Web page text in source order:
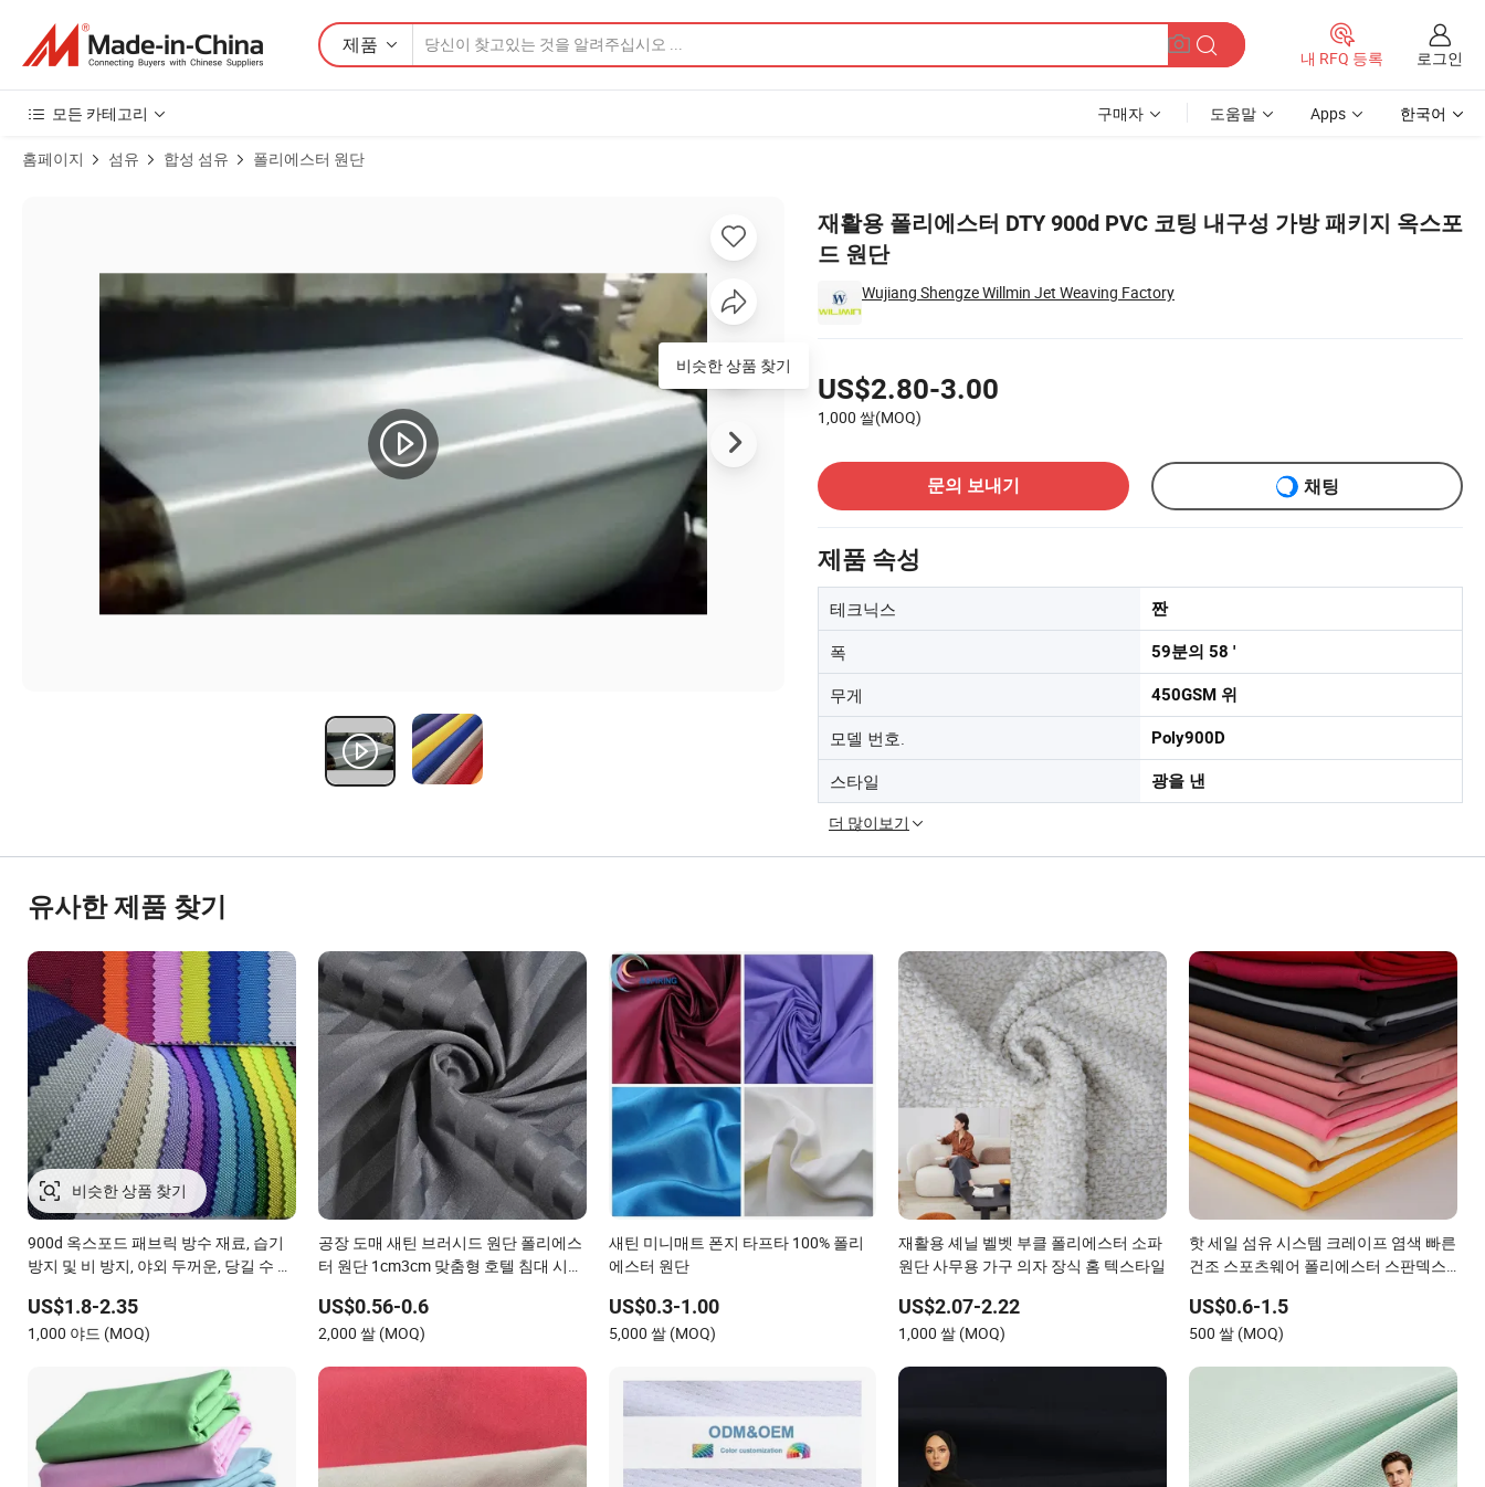
제품
내 RFQ 등록 로그인
모든 카테고리 구매자 도움말 Apps 한국어
홈페이지 섬유 합성 섬유 폴리에스터 원단
재활용 폴리에스터 DTY 900d PVC 코팅 내구성 가방 패키지 옥스포
드 원단
Wujiang Shengze Willmin Jet Weaving Factory
US$2.80-3.00
1,000 쌀(MOQ)
문의 보내기
채팅
제품 속성
테크닉스 짠
폭 59분의 58 '
무게 450GSM 위
모델 번호. Poly900D
스타일 광을 낸
더 많이보기
비슷한 상품 찾기
유사한 제품 찾기
900d 옥스포드 패브릭 방수 재료, 습기
방지 및 비 방지, 야외 두꺼운, 당길 수 있
US$1.8-2.35
1,000 야드 (MOQ)
공장 도매 새틴 브러시드 원단 폴리에스
터 원단 1cm3cm 맞춤형 호텔 침대 시트
US$0.56-0.6
2,000 쌀 (MOQ)
새틴 미니매트 폰지 타프타 100% 폴리
에스터 원단
US$0.3-1.00
5,000 쌀 (MOQ)
재활용 셰닐 벨벳 부클 폴리에스터 소파
원단 사무용 가구 의자 장식 홈 텍스타일
US$2.07-2.22
1,000 쌀 (MOQ)
핫 세일 섬유 시스템 크레이프 염색 빠른
건조 스포츠웨어 폴리에스터 스판덱스
US$0.6-1.5
500 쌀 (MOQ)